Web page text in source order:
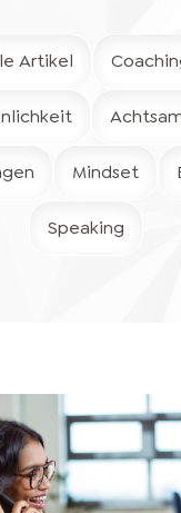
Artikel
Mindset
Speaking